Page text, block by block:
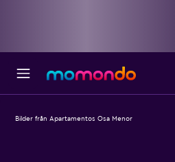
Bilder från Apartamentos Osa Menor